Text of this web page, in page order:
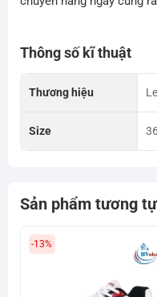
Thông số kĩ thuật
Thương hiệu
Size
Sản phẩm tương tự
-13%